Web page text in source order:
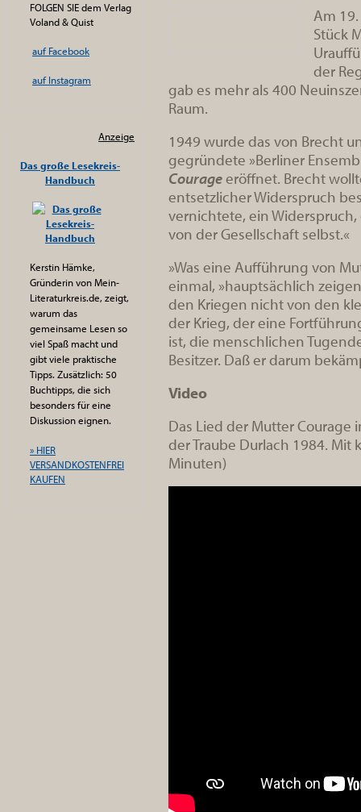
Am
Stück
der
gab es mehr als 400
Raum.
1949 wurde das von Brecht
gegründete »Berliner
Courageeröffnet. Brecht
entsetzlicher Widerspruch
vernichtete, ein
von der Gesellschaft selbst.«
»Was eine Aufführung von
einmal, »hauptsächlich
den Kriegen nicht von den
der Krieg, der eine
ist, die menschlichen
Besitzer. Daß er darum
Video
Das Lied der Mutter
der Traube Durlach 1984. Mit
Minuten)
FOLGEN SIE dem Verlag
Voland & Quist
auf Facebook
auf Instagram
Anzeige
Das große Lesekreis-
Handbuch
Kerstin Hämke,
Gründerin von Mein-
Literaturkreis.de, zeigt,
warum das
gemeinsame Lesen so
viel Spaß macht und
gibt viele praktische
Tipps. Zusätzlich: 50
Buchtipps, die sich
besonders für eine
Diskussion eignen.
» HIER
VERSANDKOSTENFREI
KAUFEN